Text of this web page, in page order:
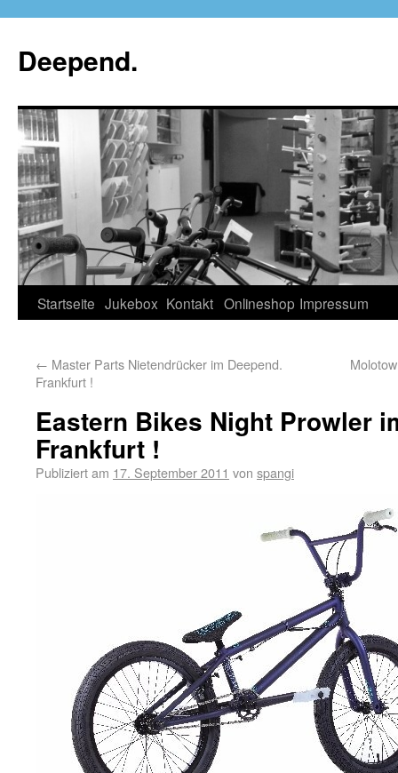
Deepend.
Startseite Jukebox Kontakt Onlineshop Impressum
← Master Parts Nietendrücker im Deepend.
Frankfurt !
Eastern Bikes Night Prowler
Frankfurt !
Publiziert am 17. September 2011 von spangi